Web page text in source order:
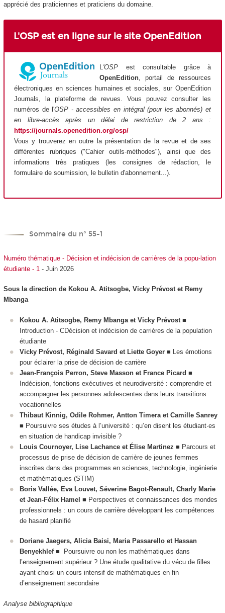
apprécié des praticiennes et praticiens du domaine.
L'OSP est en ligne sur le site OpenEdition
L'OSP est consultable grâce à
OpenEdition, portail de ressources
électroniques en sciences humaines et sociales, sur OpenEdition
Journals, la plateforme de revues. Vous pouvez consulter les
numéros de l'OSP - accessibles en intégral (pour les abonnés) et
en libre-accès après un délai de restriction de 2 ans :
https://journals.openedition.org/osp/
Vous y trouverez en outre la présentation de la revue et de ses
différentes rubriques ("Cahier outils-méthodes"), ainsi que des
informations très pratiques (les consignes de rédaction, le
formulaire de soumission, le bulletin d'abonnement...).
Sommaire du n° 55-1
Numéro thématique - Décision et indécision de carrières de la popu-lation
étudiante - 1 - Juin 2026
Sous la direction de Kokou A. Atitsogbe, Vicky Prévost et Remy
Mbanga
Kokou A. Atitsogbe, Remy Mbanga et Vicky Prévost ■
Introduction - CDécision et indécision de carrières de la population
étudiante
Vicky Prévost, Réginald Savard et Liette Goyer ■ Les émotions
pour éclairer la prise de décision de carrière
Jean-François Perron, Steve Masson et France Picard ■
Indécision, fonctions exécutives et neurodiversité : comprendre et
accompagner les personnes adolescentes dans leurs transitions
vocationnelles
Thibaut Kinnig, Odile Rohmer, Antton Timera et Camille Sanrey
■ Poursuivre ses études à l’université : qu’en disent les étudiant·es
en situation de handicap invisible ?
Louis Cournoyer, Lise Lachance et Élise Martinez ■ Parcours et
processus de prise de décision de carrière de jeunes femmes
inscrites dans des programmes en sciences, technologie, ingénierie
et mathématiques (STIM)
Boris Vallée, Eva Louvet, Séverine Bagot-Renault, Charly Marie
et Jean-Félix Hamel ■ Perspectives et connaissances des mondes
professionnels : un cours de carrière développant les compétences
de hasard planifié
Doriane Jaegers, Alicia Baisi, Maria Passarello et Hassan
Benyekhlef ■
Poursuivre ou non les mathématiques dans
l’enseignement supérieur ? Une étude qualitative du vécu de filles
ayant choisi un cours intensif de mathématiques en fin
d’enseignement secondaire
Analyse bibliographique